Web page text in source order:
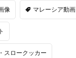
像 マレーシア動画
スロークッカー